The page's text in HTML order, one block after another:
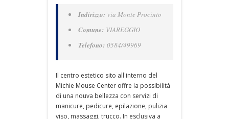
Indirizzo: via Monte Procinto
Comune: VIAREGGIO
Telefono: 0584/49969
Il centro estetico sito all'interno del
Michie Mouse Center offre la possibilità
di una nouva bellezza con servizi di
manicure, pedicure, epilazione, pulizia
viso, massaggi, trucco. In esclusiva a